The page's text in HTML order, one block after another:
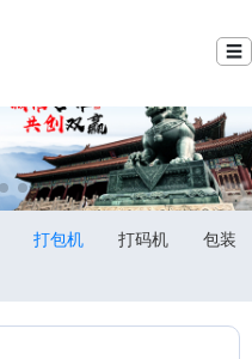
☰
打包机 打码机
包装